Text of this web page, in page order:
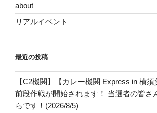
about
リアルイベント
最近の投稿
【C2機関】【カレー機関 Express in 横須
前段作戦が開始されます！ 当選者の皆さ
らです！(2026/8/5)